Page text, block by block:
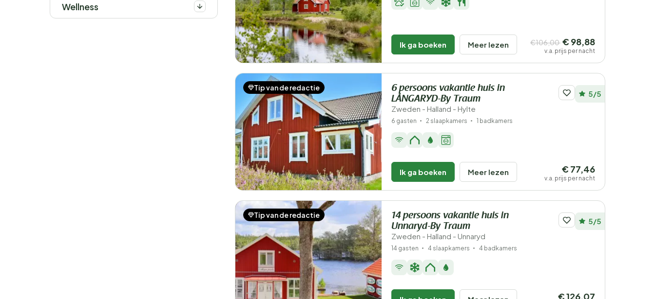
Wellness
Ik ga boeken Meer lezen €106,00 € 98,88
v.a. prijs per nacht
Tip van de redactie
6 persoons vakantie huis in
LÅNGARYD-By Traum
Zweden - Halland - Hylte
5/5
6 gasten 2 slaapkamers 1 badkamers
Ik ga boeken Meer lezen € 77,46
v.a. prijs per nacht
Tip van de redactie
14 persoons vakantie huis in
Unnaryd-By Traum
Zweden - Halland - Unnaryd
5/5
14 gasten 4 slaapkamers 4 badkamers
€ 126,07